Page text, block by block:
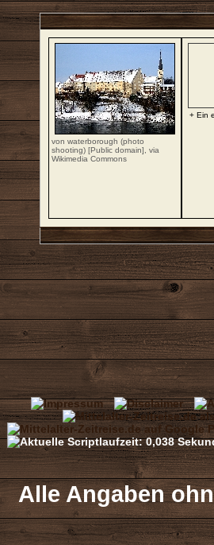
von waterborough (photo
shooting) [Public domain], via
Wikimedia Commons
+ Ein
Alle Angaben